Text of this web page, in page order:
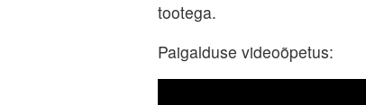
tootega.
Paigalduse videoõpetus: